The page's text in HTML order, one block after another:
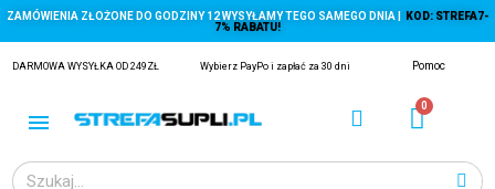
ZAMÓWIENIA ZŁOŻONE DO GODZINY 12 WYSYŁAMY TEGO SAMEGO DNIA |
KOD: STREFA7-
7% RABATU!
DARMOWA WYSYŁKA OD 249ZŁ Wybierz PayPo i zapłać za 30 dni Pomoc